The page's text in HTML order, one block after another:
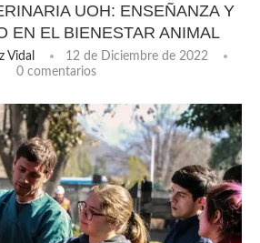
UOH: ENSEÑANZA Y
EN EL BIENESTAR ANIMAL
Vidal
12 de Diciembre de 2022
0 comentarios